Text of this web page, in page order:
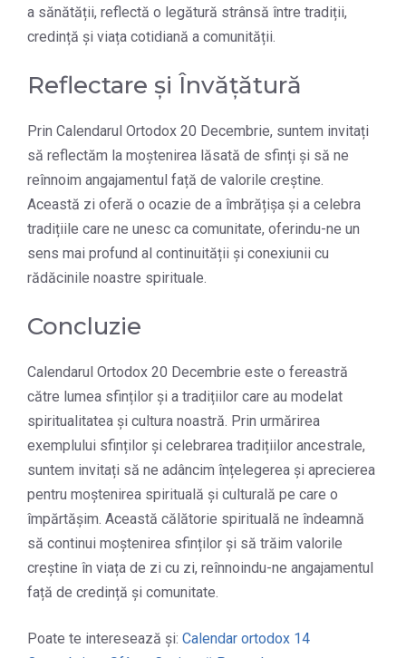
a sănătății, reflectă o legătură strânsă între tradiții,
credință și viața cotidiană a comunității​​.
Reflectare și Învățătură
Prin Calendarul Ortodox 20 Decembrie, suntem invitați
să reflectăm la moștenirea lăsată de sfinți și să ne
reînnoim angajamentul față de valorile creștine.
Această zi oferă o ocazie de a îmbrățișa și a celebra
tradițiile care ne unesc ca comunitate, oferindu-ne un
sens mai profund al continuității și conexiunii cu
rădăcinile noastre spirituale.
Concluzie
Calendarul Ortodox 20 Decembrie este o fereastră
către lumea sfinților și a tradițiilor care au modelat
spiritualitatea și cultura noastră. Prin urmărirea
exemplului sfinților și celebrarea tradițiilor ancestrale,
suntem invitați să ne adâncim înțelegerea și aprecierea
pentru moștenirea spirituală și culturală pe care o
împărtășim. Această călătorie spirituală ne îndeamnă
să continui moștenirea sfinților și să trăim valorile
creștine în viața de zi cu zi, reînnoindu-ne angajamentul
față de credință și comunitate.
Poate te interesează și: Calendar ortodox 14